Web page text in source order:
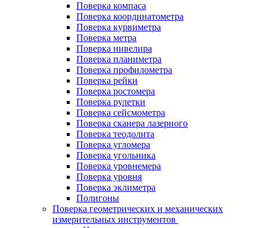
Поверка компаса
Поверка координатометра
Поверка курвиметра
Поверка метра
Поверка нивелира
Поверка планиметра
Поверка профилометра
Поверка рейки
Поверка ростомера
Поверка рулетки
Поверка сейсмометра
Поверка сканера лазерного
Поверка теодолита
Поверка угломера
Поверка угольника
Поверка уровнемера
Поверка уровня
Поверка эклиметра
Полигоны
Поверка геометрических и механических
измерительных инструментов